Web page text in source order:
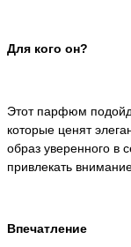
Для кого он?
Этот парфюм
которые ценят
образ уверенного в
привлекать
Впечатление